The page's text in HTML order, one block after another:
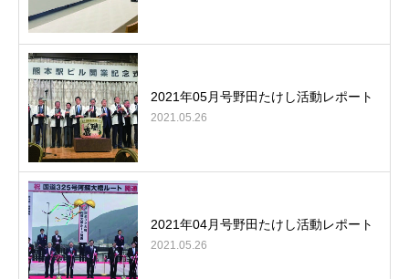
2021年05月号野田たけし活動レポート
2021.05.26
2021年04月号野田たけし活動レポート
2021.05.26